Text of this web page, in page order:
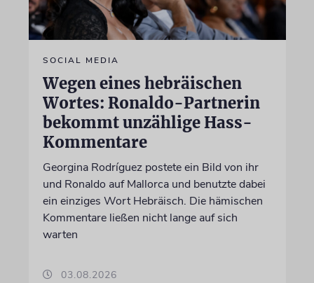
SOCIAL MEDIA
Wegen eines hebräischen
Wortes: Ronaldo-Partnerin
bekommt unzählige Hass-
Kommentare
Georgina Rodríguez postete ein Bild von ihr
und Ronaldo auf Mallorca und benutzte dabei
ein einziges Wort Hebräisch. Die hämischen
Kommentare ließen nicht lange auf sich
warten
03.08.2026